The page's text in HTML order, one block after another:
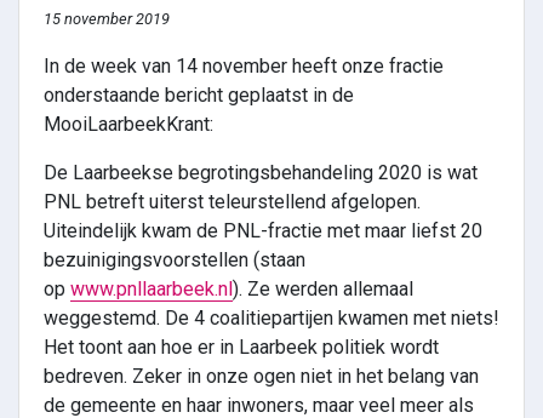
15 november 2019
In de week van 14 november heeft onze fractie
onderstaande bericht geplaatst in de
MooiLaarbeekKrant:
De Laarbeekse begrotingsbehandeling 2020 is wat
PNL betreft uiterst teleurstellend afgelopen.
Uiteindelijk kwam de PNL-fractie met maar liefst 20
bezuinigingsvoorstellen (staan
op www.pnllaarbeek.nl). Ze werden allemaal
weggestemd. De 4 coalitiepartijen kwamen met niets!
Het toont aan hoe er in Laarbeek politiek wordt
bedreven. Zeker in onze ogen niet in het belang van
de gemeente en haar inwoners, maar veel meer als